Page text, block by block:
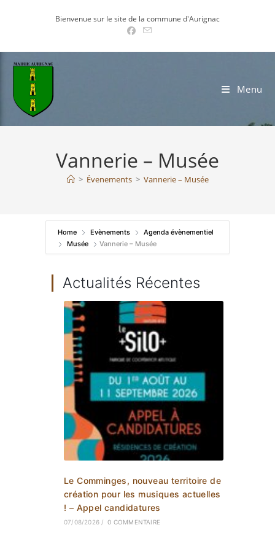
Bienvenue sur le site de la commune d'Aurignac
Menu
Vannerie – Musée
> Évenements > Vannerie – Musée
Home Evènements
Agenda évènementiel
Musée
Vannerie – Musée
Actualités Récentes
Le Comminges, nouveau territoire de
création pour les musiques actuelles
! – Appel candidatures
07/08/2026 / 0 COMMENTAIRE